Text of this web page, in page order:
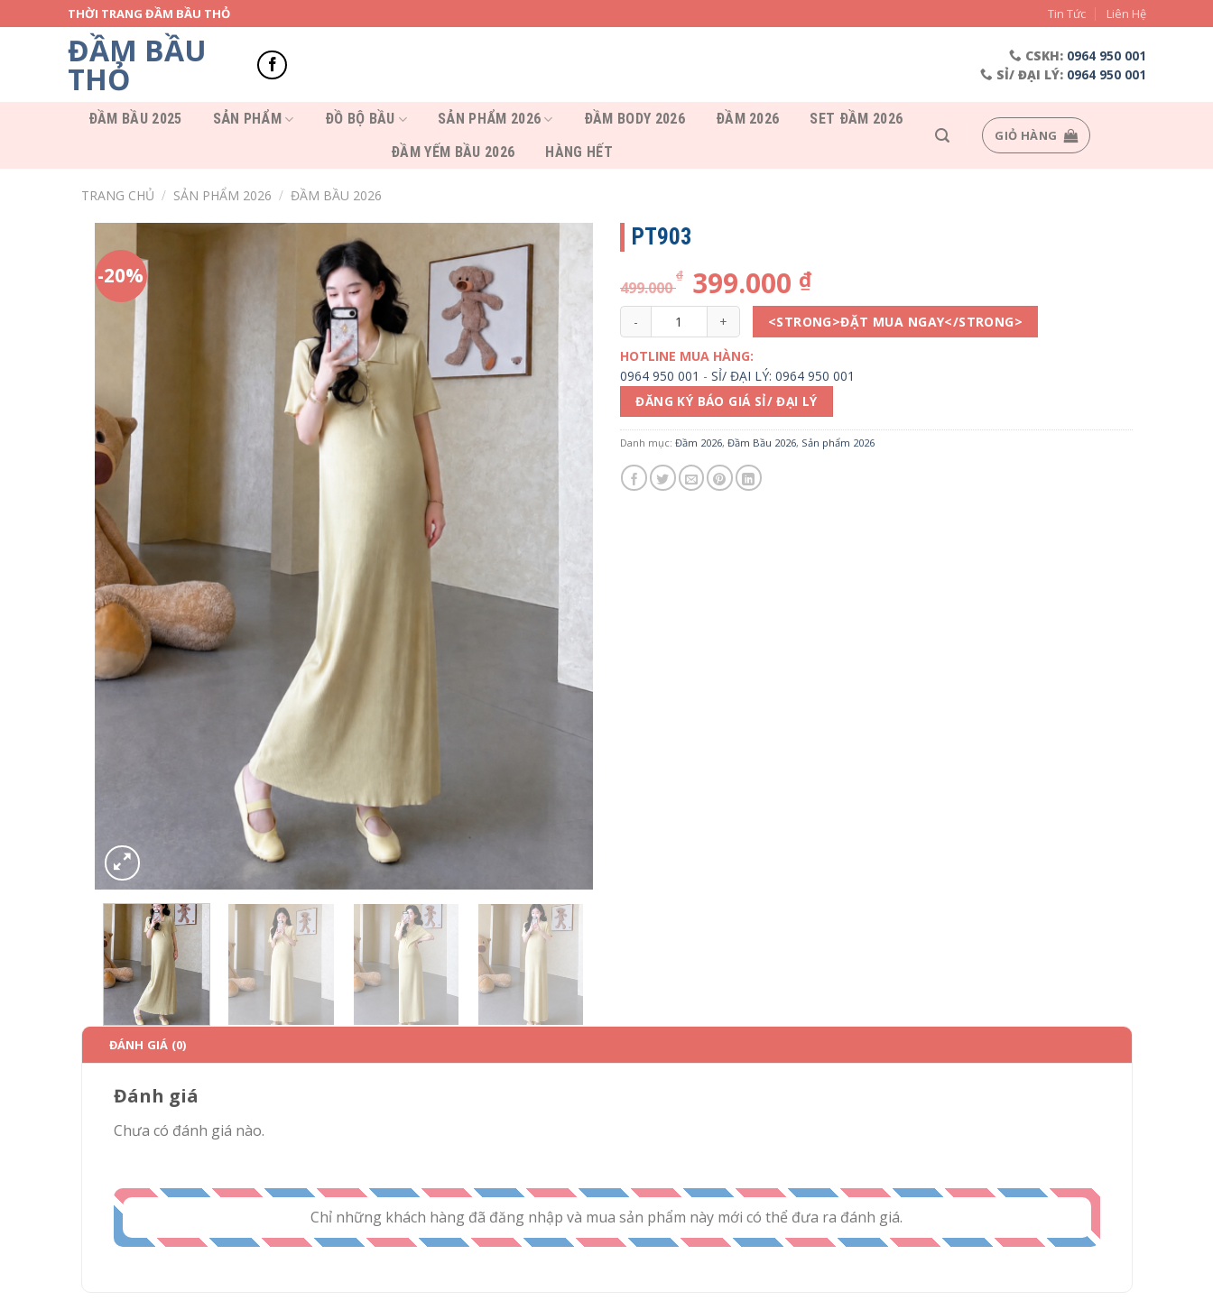
to
THỜI TRANG ĐẦM BẦU THỎ Tin Tức Liên Hệ
ĐẦM BẦU
THỎ
CSKH: 0964 950 001
SỈ/ ĐẠI LÝ: 0964 950 001
ĐẦM BẦU 2025 SẢN PHẨM ĐỒ BỘ BẦU SẢN PHẨM 2026 ĐẦM BODY 2026 ĐẦM 2026
SET ĐẦM 2026
ĐẦM YẾM BẦU 2026
HÀNG HẾT
GIỎ HÀNG
TRANG CHỦ / SẢN PHẨM 2026 / ĐẦM BẦU 2026
-20%
PT903
499.000
₫ 399.000 ₫
PT903 số lượng <STRONG>ĐẶT MUA NGAY</STRONG>
HOTLINE MUA HÀNG:
0964 950 001 - SỈ/ ĐẠI LÝ: 0964 950 001
ĐĂNG KÝ BÁO GIÁ SỈ/ ĐẠI LÝ
Danh mục: Đầm 2026, Đầm Bầu 2026, Sản phẩm 2026
ĐÁNH GIÁ (0)
Đánh giá
Chưa có đánh giá nào.
Chỉ những khách hàng đã đăng nhập và mua sản phẩm này mới có thể đưa ra đánh giá.